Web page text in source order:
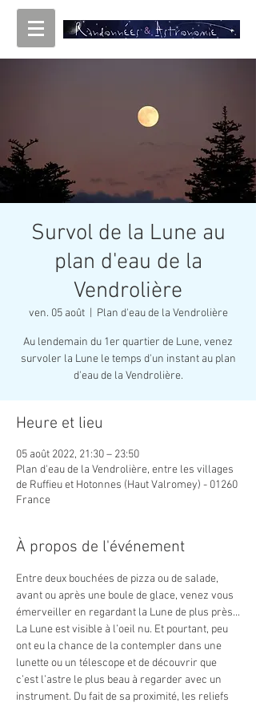
Survol de la Lune au
plan d'eau de la
Vendrolière
ven. 05 août
  |
Plan d'eau de la Vendrolière
Au lendemain du 1er quartier de Lune, venez
survoler la Lune le temps d'un instant au plan
d'eau de la Vendrolière.
Heure et lieu
05 août 2022, 21:30 – 23:50
Plan d'eau de la Vendrolière, entre les villages
de Ruffieu et Hotonnes (Haut Valromey) - 01260
France
À propos de l'événement
Entre deux bouchées de pizza ou de salade,
avant ou après une boule de glace, venez vous
émerveiller en regardant la Lune de plus près...
La Lune est visible à l’oeil nu. Et pourtant, peu
ont eu la chance de la contempler dans une
lunette ou un télescope et de découvrir que
c’est l’astre le plus beau à regarder avec un
instrument. Du fait de sa proximité, les reliefs